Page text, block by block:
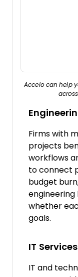
Accelo can help
Firms with
projects
workflows
to connect
budget
engineering
whether
goals.
IT
IT and